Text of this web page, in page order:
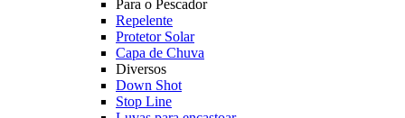
Para o Pescador
Repelente
Protetor Solar
Capa de Chuva
Diversos
Down Shot
Stop Line